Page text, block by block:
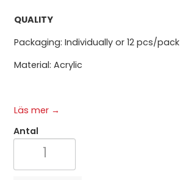
QUALITY
Packaging: Individually or 12 pcs/pack
Material: Acrylic
Läs mer →
Antal